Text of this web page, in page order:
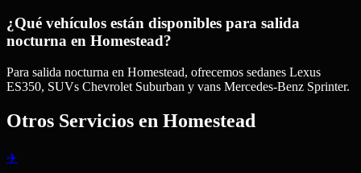
¿Qué vehículos están disponibles para salida
nocturna en Homestead?
Para salida nocturna en Homestead, ofrecemos sedanes Lexus
ES350, SUVs Chevrolet Suburban y vans Mercedes-Benz Sprinter.
Otros Servicios en Homestead
✈️